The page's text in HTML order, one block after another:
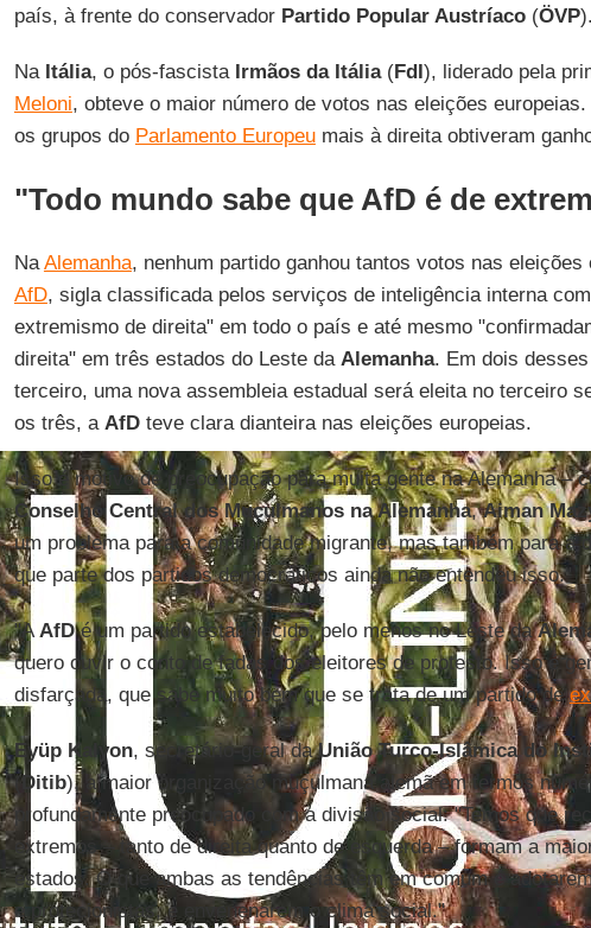
país, à frente do conservador Partido Popular Austríaco (ÖVP).
Na Itália, o pós-fascista Irmãos da Itália (FdI), liderado pela
Meloni, obteve o maior número de votos nas eleições
os grupos do Parlamento Europeumais à direita obtiveram
"Todo mundo sabe que AfD é de
NaAlemanha, nenhum partido ganhou tantos votos nas eleições
AfD, sigla classificada pelos serviços de inteligência interna
extremismo de direita" em todo o país e até mesmo
direita" em três estados do Leste da Alemanha. Em dois
terceiro, uma nova assembleia estadual será eleita no terceiro
os três, a AfDteve clara dianteira nas eleições europeias.
Isso é motivo de preocupação para muita gente na Alemanha –
Conselho Central dos Muçulmanos na Alemanha,Aiman
um problema para a comunidade migrante, mas também para a
que parte dos partidos democráticos ainda não entendeu isso."
"AAfDé um partido estabelecido, pelo menos no Leste da
quero ouvir o conto de fadas dos eleitores de protesto. Isso é
disfarçada, que sabe muito bem que se trata de um partido de
Eyüp Kalyon, secretário-geral daUnião Turco-Islâmica do
(Ditib), a maior organização muçulmana alemã em termos
profundamente preocupado com a divisão social: "Temos que
extremos – tanto de direita quanto de esquerda – formam a
estados. O que ambas as tendências têm em comum é
e protecionistas, e envenenarem o clima social."